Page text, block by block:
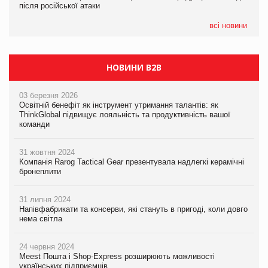
після російської атаки
всі новини
Сергій Лісунов про заморожені хлібобулочні вироби на
після російської атаки
НОВИНИ B2B
03 березня 2026
Освітній бенефіт як інструмент утримання талантів: як
ThinkGlobal підвищує лояльність та продуктивність вашої
команди
31 жовтня 2024
Компанія Rarog Tactical Gear презентувала надлегкі керамічні
бронеплити
31 липня 2024
Напівфабрикати та консерви, які стануть в пригоді, коли довго
нема світла
24 червня 2024
Meest Пошта і Shop-Express розширюють можливості
українських підприємців